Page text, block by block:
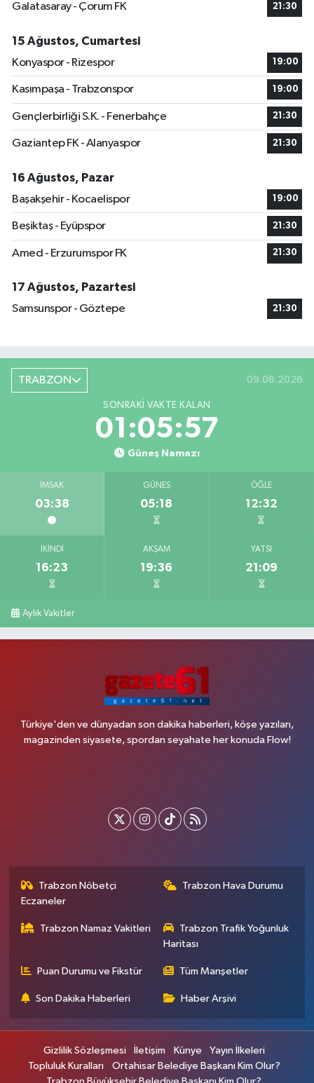
Galatasaray - Çorum FK
21:30
15 Ağustos, Cumartesi
Konyaspor - Rizespor
19:00
Kasımpaşa - Trabzonspor 19:00
Gençlerbirliği S.K. - Fenerbahçe 21:30
Gaziantep FK - Alanyaspor 21:30
16 Ağustos, Pazar
Başakşehir - Kocaelispor
19:00
Beşiktaş - Eyüpspor 21:30
Amed - Erzurumspor FK 21:30
17 Ağustos, Pazartesi
Samsunspor - Göztepe
21:30
TRABZON 09.08.2026
SONRAKI VAKTE KALAN
01:05:56
Güneş Namazı
İMSAK
03:38
GÜNEŞ
05:18
ÖĞLE
12:32
İKINDI
16:23
AKŞAM
19:36
YATSI
21:09
Aylık Vakitler
Türkiye'den ve dünyadan son dakika haberleri, köşe yazıları,
magazinden siyasete, spordan seyahate her konuda Flow!
Trabzon Nöbetçi
Eczaneler
Trabzon Hava Durumu
Trabzon Namaz Vakitleri
Trabzon Trafik Yoğunluk
Haritası
Puan Durumu ve Fikstür Tüm Manşetler
Son Dakika Haberleri Haber Arşivi
Gizlilik Sözleşmesi İletişim Künye
Yayın İlkeleri
Topluluk Kuralları
Ortahisar Belediye Başkanı Kim Olur?